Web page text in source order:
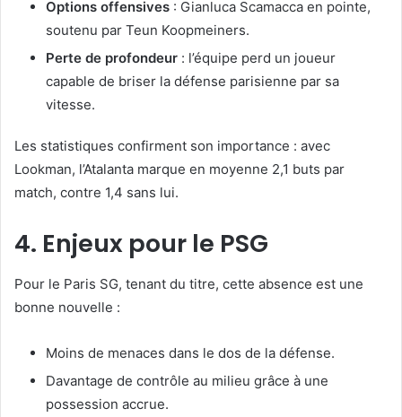
Options offensives : Gianluca Scamacca en pointe,
soutenu par Teun Koopmeiners.
Perte de profondeur : l’équipe perd un joueur
capable de briser la défense parisienne par sa
vitesse.
Les statistiques confirment son importance : avec
Lookman, l’Atalanta marque en moyenne 2,1 buts par
match, contre 1,4 sans lui.
4. Enjeux pour le PSG
Pour le Paris SG, tenant du titre, cette absence est une
bonne nouvelle :
Moins de menaces dans le dos de la défense.
Davantage de contrôle au milieu grâce à une
possession accrue.